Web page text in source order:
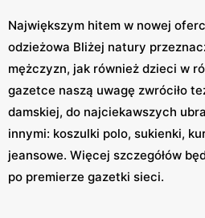
Największym hitem w nowej
odzieżowa Bliżej natury
mężczyzn, jak również dzieci w
gazetce naszą uwagę zwróciło
damskiej, do najciekawszych
innymi: koszulki polo, sukienki,
jeansowe. Więcej szczegółów
po premierze gazetki sieci.